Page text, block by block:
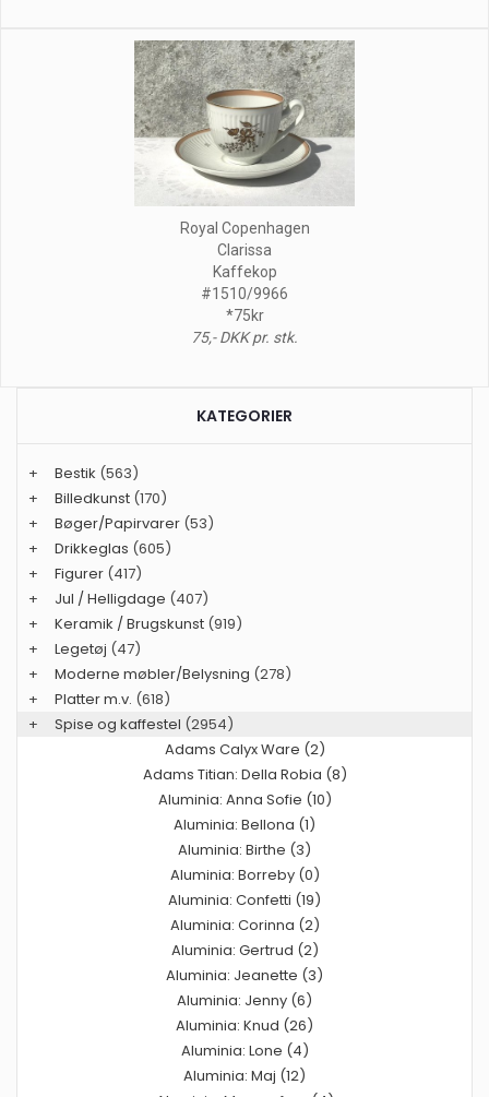
Royal Copenhagen
Clarissa
Kaffekop
#1510/9966
*75kr
75,- DKK pr. stk.
KATEGORIER
+ Bestik (563)
+
Billedkunst (170)
+
Bøger/Papirvarer (53)
+
Drikkeglas (605)
+
Figurer (417)
+
Jul / Helligdage (407)
+
Keramik / Brugskunst (919)
+
Legetøj (47)
+
Moderne møbler/Belysning (278)
+
Platter m.v. (618)
+
Spise og kaffestel (2954)
Adams Calyx Ware (2)
Adams Titian: Della Robia (8)
Aluminia: Anna Sofie (10)
Aluminia: Bellona (1)
Aluminia: Birthe (3)
Aluminia: Borreby (0)
Aluminia: Confetti (19)
Aluminia: Corinna (2)
Aluminia: Gertrud (2)
Aluminia: Jeanette (3)
Aluminia: Jenny (6)
Aluminia: Knud (26)
Aluminia: Lone (4)
Aluminia: Maj (12)